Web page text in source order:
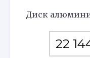
Диск
22